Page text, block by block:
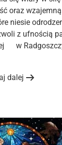
oraz
niesie
z
w
dalej